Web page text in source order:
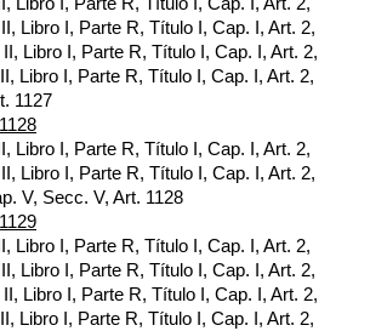
Libro I, Parte R, Título I, Cap. I, Art. 2,
Libro I, Parte R, Título I, Cap. I, Art. 2,
Libro I, Parte R, Título I, Cap. I, Art. 2,
1127
Libro I, Parte R, Título I, Cap. I, Art. 2,
Libro I, Parte R, Título I, Cap. I, Art. 2,
V, Secc. V, Art. 1128
Libro I, Parte R, Título I, Cap. I, Art. 2,
Libro I, Parte R, Título I, Cap. I, Art. 2,
Libro I, Parte R, Título I, Cap. I, Art. 2,
Libro I, Parte R, Título I, Cap. I, Art. 2,